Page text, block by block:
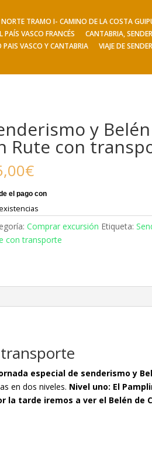
TRAMO I- CAMINO DE LA COSTA
PAÍS VASCO FRANCÉS
CANTABRIA,
PAIS VASCO Y CANTABRIA
VIAJE DE
de Verano Excursiones Viajes
y
Rute con
€
Comprar excursión Etiqueta:
con transporte
especial de senderismo y
en dos niveles. Nivel uno: El
la tarde iremos a ver el Belén de